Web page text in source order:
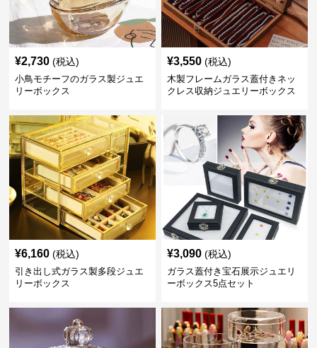
¥2,730 (税込)
小鳥モチーフのガラス製ジュエ
リーボックス
¥3,550 (税込)
木製フレームガラス蓋付きネッ
クレス収納ジュエリーボックス
¥6,160 (税込)
引き出し式ガラス製多段ジュエ
リーボックス
¥3,090 (税込)
ガラス蓋付き宝石展示ジュエリ
ーボックス5点セット